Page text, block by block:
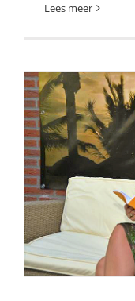
Lees meer